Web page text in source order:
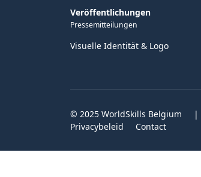
Veröffentlichungen
Pressemitteilungen
Visuelle Identität & Logo
© 2025 WorldSkills Belgium |
Privacybeleid
Contact